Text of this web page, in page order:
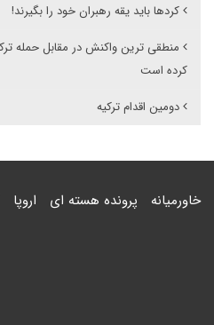
کردها باید یقه رهبران خود را بگیرند!
منطقی ترین واکنش در مقابل حمله
کرده است
دومین اقدام ترکیه
خاورمیانه پرونده هسته ای اروپا